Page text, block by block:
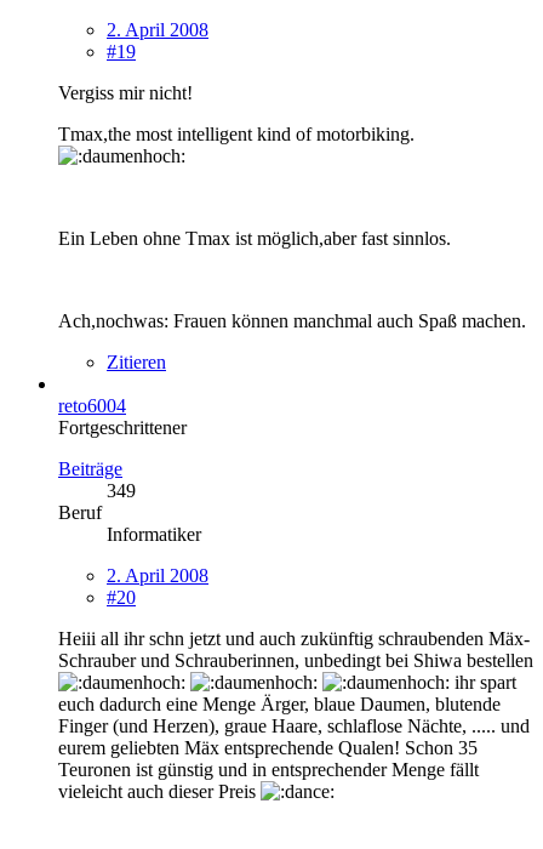
2. April 2008
#19
Vergiss mir nicht!
Tmax,the most intelligent kind of motorbiking.
Ein Leben ohne Tmax ist möglich,aber fast sinnlos.
Ach,nochwas: Frauen können manchmal auch Spaß machen.
Zitieren
reto6004
Fortgeschrittener
Beiträge
349
Beruf
Informatiker
2. April 2008
#20
Heiii all ihr schn jetzt und auch zukünftig schraubenden Mäx-
Schrauber und Schrauberinnen, unbedingt bei Shiwa bestellen
ihr spart
euch dadurch eine Menge Ärger, blaue Daumen, blutende
Finger (und Herzen), graue Haare, schlaflose Nächte, ..... und
eurem geliebten Mäx entsprechende Qualen! Schon 35
Teuronen ist günstig und in entsprechender Menge fällt
vieleicht auch dieser Preis